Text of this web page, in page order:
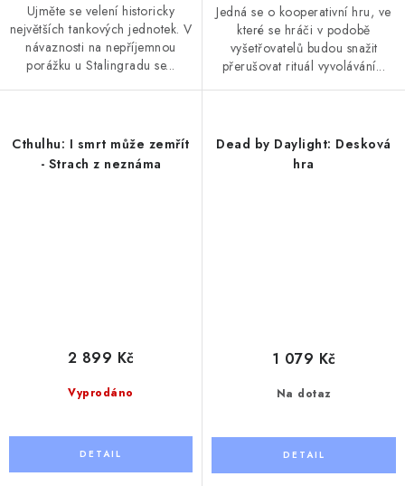
Ujměte se velení historicky
největších tankových jednotek. V
návaznosti na nepříjemnou
porážku u Stalingradu se...
Jedná se o kooperativní hru, ve
které se hráči v podobě
vyšetřovatelů budou snažit
přerušovat rituál vyvolávání...
Cthulhu: I smrt může zemřít
- Strach z neznáma
Vyprodáno
2 899 Kč
Dead by Daylight: Desková
hra
Na dotaz
1 079 Kč